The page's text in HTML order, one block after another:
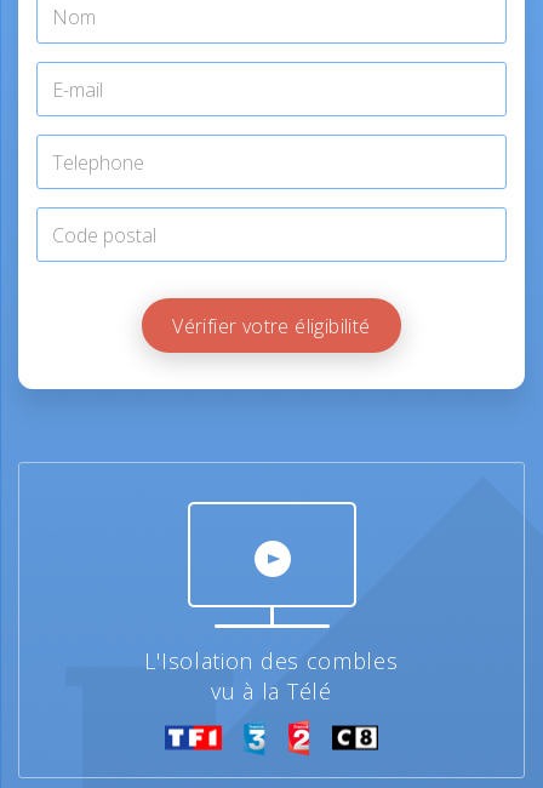
Vérifier votre éligibilité
L'Isolation des combles
vu à la Télé